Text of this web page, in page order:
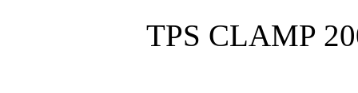
TPS CLAMP